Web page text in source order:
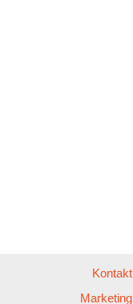
Kontakt
Marketing